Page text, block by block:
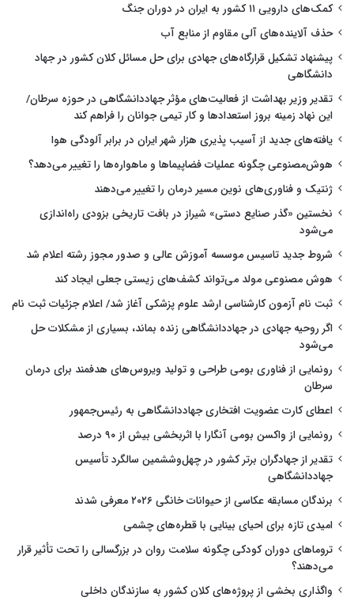
کمک‌های دارویی ۱۱ کشور به ایران در دوران جنگ
حذف آلاینده‌های آلی مقاوم از منابع آب
پیشنهاد تشکیل قرارگاه‌های جهادی برای حل مسائل کلان کشور در جهاد
دانشگاهی
تقدیر وزیر بهداشت از فعالیت‌های مؤثر جهاددانشگاهی در حوزه سرطان/
این نهاد زمینه بروز استعدادها و کار تیمی جوانان را فراهم کند
یافته‌های جدید از آسیب پذیری هزار شهر ایران در برابر آلودگی هوا
هوش‌مصنوعی چگونه عملیات فضاپیماها و ماهواره‌ها را تغییر می‌دهد؟
ژنتیک و فناوری‌های نوین مسیر درمان را تغییر می‌دهند
نخستین «گذر صنایع دستی» شیراز در بافت تاریخی بزودی راه‌اندازی
می‌شود
شروط جدید تاسیس موسسه آموزش عالی و صدور مجوز رشته اعلام شد
هوش مصنوعی مولد می‌تواند کشف‌های زیستی جعلی ایجاد کند
ثبت نام آزمون کارشناسی ارشد علوم پزشکی آغاز شد/ اعلام جزئیات ثبت نام
اگر روحیه جهادی در جهاددانشگاهی زنده بماند، بسیاری از مشکلات حل
می‌شود
رونمایی از فناوری بومی طراحی و تولید ویروس‌های هدفمند برای درمان
سرطان
اعطای کارت عضویت افتخاری جهاددانشگاهی به رئیس‌جمهور
رونمایی از واکسن بومی آنگارا با اثربخشی بیش از ۹۰ درصد
تقدیر از جهادگران برتر کشور در چهل‌وششمین سالگرد تأسیس
جهاددانشگاهی
برندگان مسابقه عکاسی از حیوانات خانگی ۲۰۲۶ معرفی شدند
امیدی تازه برای احیای بینایی با قطره‌های چشمی
تروماهای دوران کودکی چگونه سلامت روان در بزرگسالی را تحت تأثیر قرار
می‌دهند؟
واگذاری بخشی از پروژه‌های کلان کشور به سازندگان داخلی